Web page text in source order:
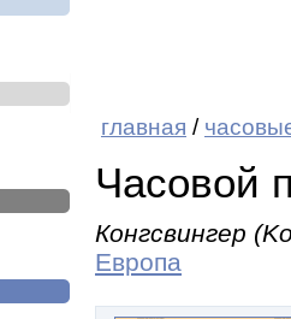
главная /
Часовой
Конгсвингер
Европа